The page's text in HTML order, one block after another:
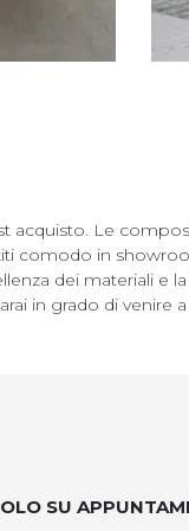
acquisto. Le
comodo in
dei materiali e
in grado di
SU